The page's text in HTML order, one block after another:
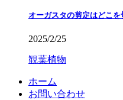
オーガスタの剪定はどこ
2025/2/25
観葉植物
ホーム
お問い合わせ